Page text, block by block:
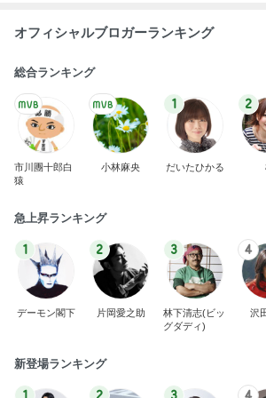
オフィシャルブロガーランキング
総合ランキング
市川團十郎白
猿
小林麻央
1
だいたひかる
2
急上昇ランキング
1
デーモン閣下
2
片岡愛之助
3
林下清志(ビッ
グダディ)
4
沢
新登場ランキング
1 2 3 4